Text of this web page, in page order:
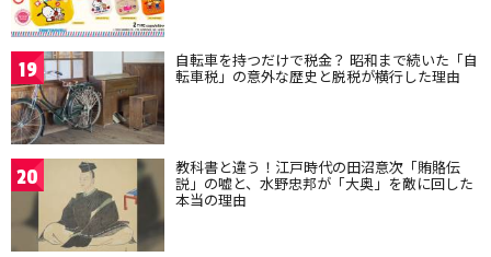
19 自転車を持つだけで税金？ 昭和まで続いた「自
転車税」の意外な歴史と脱税が横行した理由
20 教科書と違う！江戸時代の田沼意次「賄賂伝
説」の嘘と、水野忠邦が「大奥」を敵に回した
本当の理由